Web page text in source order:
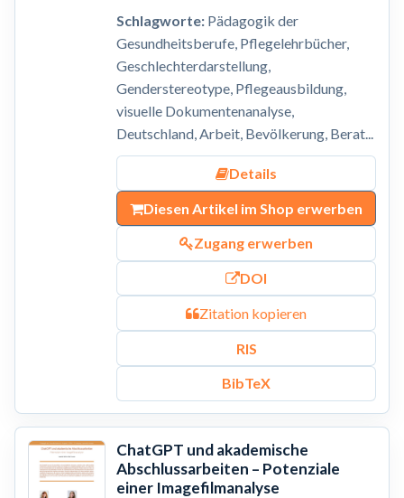
Schlagworte:Pädagogik der
Gesundheitsberufe, Pflegelehrbücher,
Geschlechterdarstellung,
Genderstereotype, Pflegeausbildung,
visuelle Dokumentenanalyse,
Deutschland, Arbeit, Bevölkerung, Berat...
Details
Diesen Artikel im Shop erwerben
Zugang erwerben
DOI
Zitation kopieren
RIS
BibTeX
ChatGPT und akademische
Abschlussarbeiten – Potenziale
einer Imagefilmanalyse